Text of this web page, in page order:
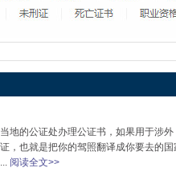
地的公证处办理公证书，如果用于涉
，也就是把你的驾照翻译成你要去的
阅读全文>>